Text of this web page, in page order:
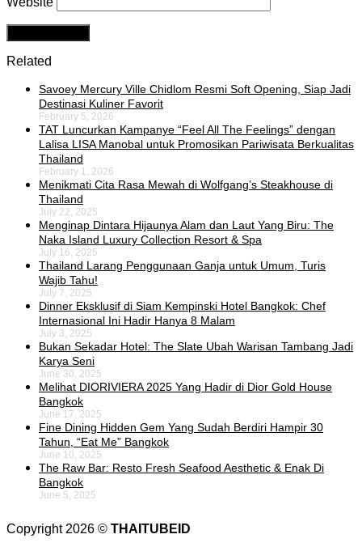
Related
Savoey Mercury Ville Chidlom Resmi Soft Opening, Siap Jadi
Destinasi Kuliner Favorit
February 5, 2026
TAT Luncurkan Kampanye “Feel All The Feelings” dengan
Lalisa LISA Manobal untuk Promosikan Pariwisata Berkualitas
Thailand
February 1, 2026
Menikmati Cita Rasa Mewah di Wolfgang’s Steakhouse di
Thailand
July 22, 2025
Menginap Dintara Hijaunya Alam dan Laut Yang Biru: The
Naka Island Luxury Collection Resort & Spa
July 16, 2025
Thailand Larang Penggunaan Ganja untuk Umum, Turis
Wajib Tahu!
July 7, 2025
Dinner Eksklusif di Siam Kempinski Hotel Bangkok: Chef
Internasional Ini Hadir Hanya 8 Malam
July 3, 2025
Bukan Sekadar Hotel: The Slate Ubah Warisan Tambang Jadi
Karya Seni
June 30, 2025
Melihat DIORIVIERA 2025 Yang Hadir di Dior Gold House
Bangkok
June 17, 2025
Fine Dining Hidden Gem Yang Sudah Berdiri Hampir 30
Tahun, “Eat Me” Bangkok
June 10, 2025
The Raw Bar: Resto Fresh Seafood Aesthetic & Enak Di
Bangkok
June 5, 2025
Copyright 2026 © THAITUBEID